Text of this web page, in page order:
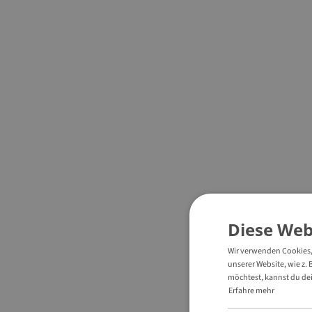
Diese
Wir verwenden
unserer Website, wie
möchtest, kannst du
Erfahre mehr